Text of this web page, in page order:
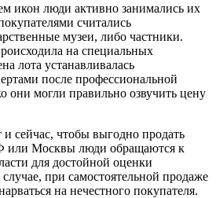
икон люди активно занимались их
считались
музеи, либо частники.
на специальных
лота устанавливалась
после профессиональной
они могли правильно озвучить цену
сейчас, чтобы выгодно продать
или Москвы люди обращаются к
для достойной оценки
при самостоятельной продаже
на нечестного покупателя.